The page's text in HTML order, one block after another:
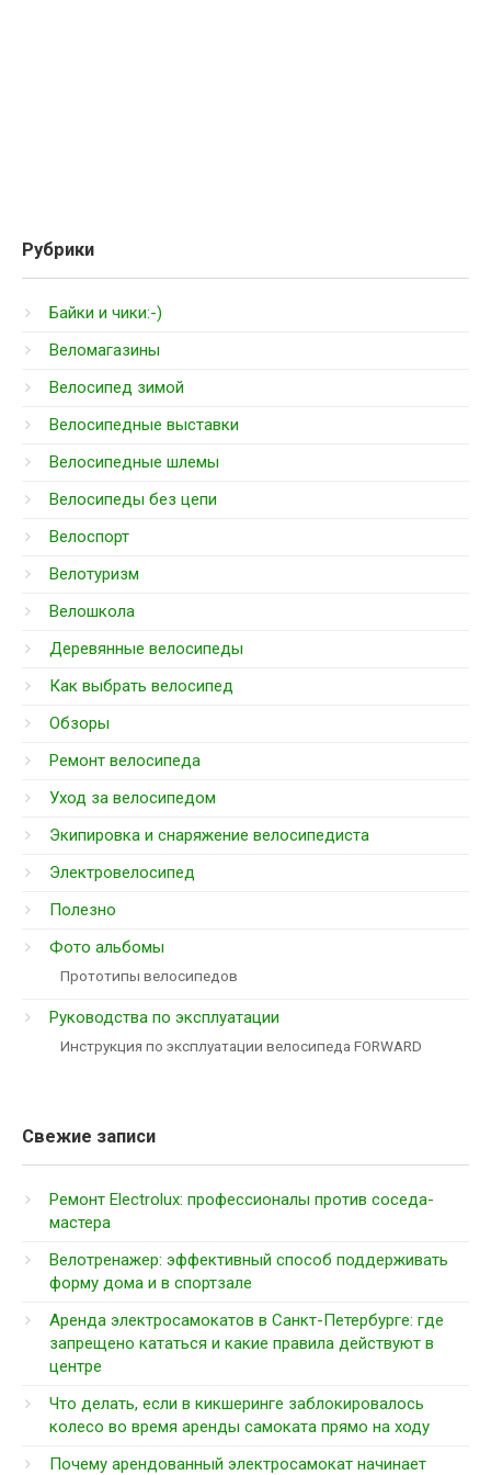
Рубрики
Байки и чики:-)
Веломагазины
Велосипед зимой
Велосипедные выставки
Велосипедные шлемы
Велосипеды без цепи
Велоспорт
Велотуризм
Велошкола
Деревянные велосипеды
Как выбрать велосипед
Обзоры
Ремонт велосипеда
Уход за велосипедом
Экипировка и снаряжение велосипедиста
Электровелосипед
Полезно
Фото альбомы
Прототипы велосипедов
Руководства по эксплуатации
Инструкция по эксплуатации велосипеда FORWARD
Свежие записи
Ремонт Electrolux: профессионалы против соседа-
мастера
Велотренажер: эффективный способ поддерживать
форму дома и в спортзале
Аренда электросамокатов в Санкт-Петербурге: где
запрещено кататься и какие правила действуют в
центре
Что делать, если в кикшеринге заблокировалось
колесо во время аренды самоката прямо на ходу
Почему арендованный электросамокат начинает